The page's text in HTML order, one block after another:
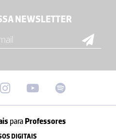
NEWSLETTER
paraProfessores
DIGITAIS